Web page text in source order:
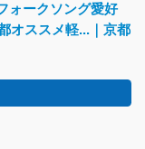
ォークソング愛好
オススメ軽...｜京都